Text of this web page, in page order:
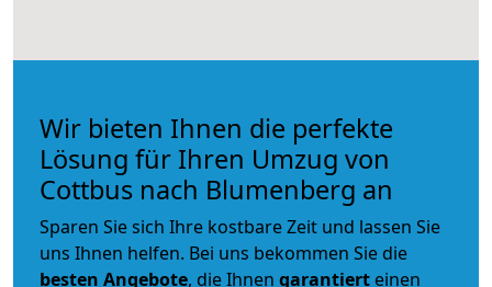
Wir bieten Ihnen die perfekte
Lösung für Ihren Umzug von
Cottbus nach Blumenberg an
Sparen Sie sich Ihre kostbare Zeit und lassen Sie
uns Ihnen helfen. Bei uns bekommen Sie die
besten Angebote, die Ihnen garantiert einen